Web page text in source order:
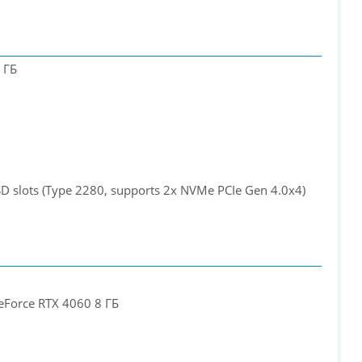
ГБ
slots (Type 2280, supports 2x NVMe PCIe Gen 4.0x4)
RTX 4060 8 ГБ